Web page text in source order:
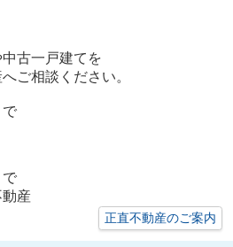
古一戸建てを
ご相談ください。
で
で
産
正直不動産のご案内